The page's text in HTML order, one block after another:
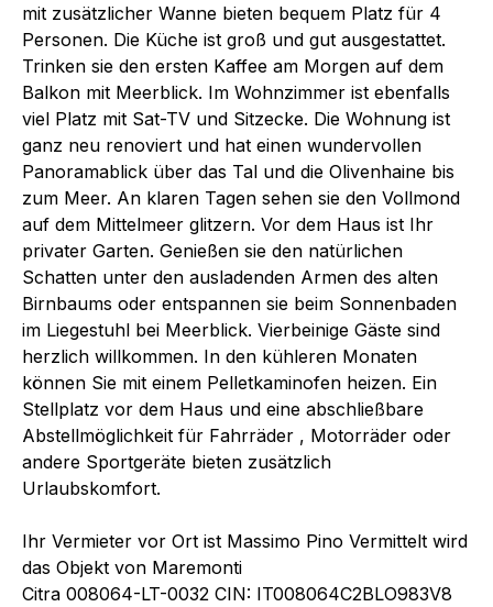
mit zusätzlicher Wanne bieten bequem Platz für 4
Personen. Die Küche ist groß und gut ausgestattet.
Trinken sie den ersten Kaffee am Morgen auf dem
Balkon mit Meerblick. Im Wohnzimmer ist ebenfalls
viel Platz mit Sat-TV und Sitzecke. Die Wohnung ist
ganz neu renoviert und hat einen wundervollen
Panoramablick über das Tal und die Olivenhaine bis
zum Meer. An klaren Tagen sehen sie den Vollmond
auf dem Mittelmeer glitzern. Vor dem Haus ist Ihr
privater Garten. Genießen sie den natürlichen
Schatten unter den ausladenden Armen des alten
Birnbaums oder entspannen sie beim Sonnenbaden
im Liegestuhl bei Meerblick. Vierbeinige Gäste sind
herzlich willkommen. In den kühleren Monaten
können Sie mit einem Pelletkaminofen heizen. Ein
Stellplatz vor dem Haus und eine abschließbare
Abstellmöglichkeit für Fahrräder , Motorräder oder
andere Sportgeräte bieten zusätzlich
Urlaubskomfort.
Ihr Vermieter vor Ort ist Massimo Pino Vermittelt wird
das Objekt von Maremonti
Citra 008064-LT-0032 CIN: IT008064C2BLO983V8